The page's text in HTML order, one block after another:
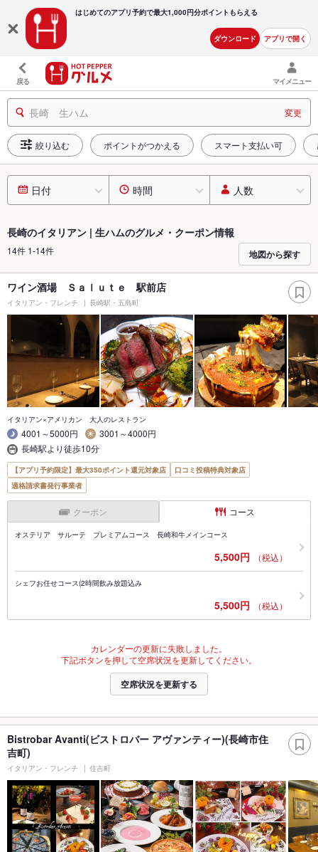
はじめてのアプリ予約で最大1,000円分ポイントもらえる
ダウンロード アプリで開く
戻る マイメニュー
長崎 生ハム 変更
絞り込む ポイントがつかえる スマート支払い可
日付 時間 人数
長崎のイタリアン | 生ハムのグルメ・クーポン情報
14件 1-14件 地図から探す
ワイン酒場 Ｓａｌｕｔｅ 駅前店
イタリアン・フレンチ 長崎駅・五島町
イタリアン×アメリカン 大人のレストラン
4001～5000円
3001～4000円
長崎駅より徒歩10分
【アプリ予約限定】最大350ポイント還元対象店
口コミ投稿特典対象店
適格請求書発行事業者
クーポン コース
オステリア サルーテ プレミアムコース 長崎和牛メインコース
5,500円 （税込）
シェフお任せコース(2時間飲み放題込み
5,500円 （税込）
カレンダーの更新に失敗しました。
下記ボタンを押して空席状況を更新してください。
空席状況を更新する
Bistrobar Avanti(ビストロバー アヴァンティー)(長崎市住
吉町)
イタリアン・フレンチ 住吉町